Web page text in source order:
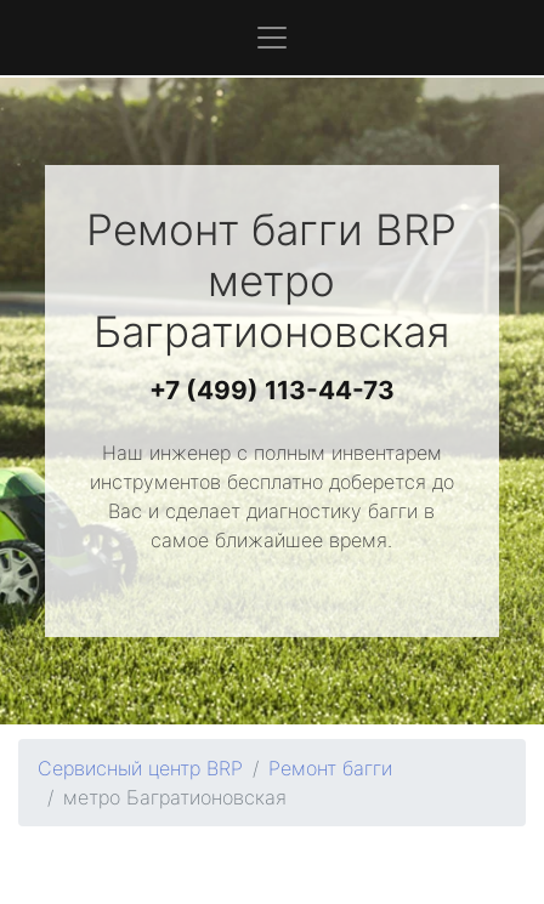
Ремонт багги BRP
метро
Багратионовская
+7 (499) 113-44-73
Наш инженер с полным инвентарем
инструментов бесплатно доберется до
Вас и сделает диагностику багги в
самое ближайшее время.
Сервисный центр BRP
Ремонт багги
метро Багратионовская